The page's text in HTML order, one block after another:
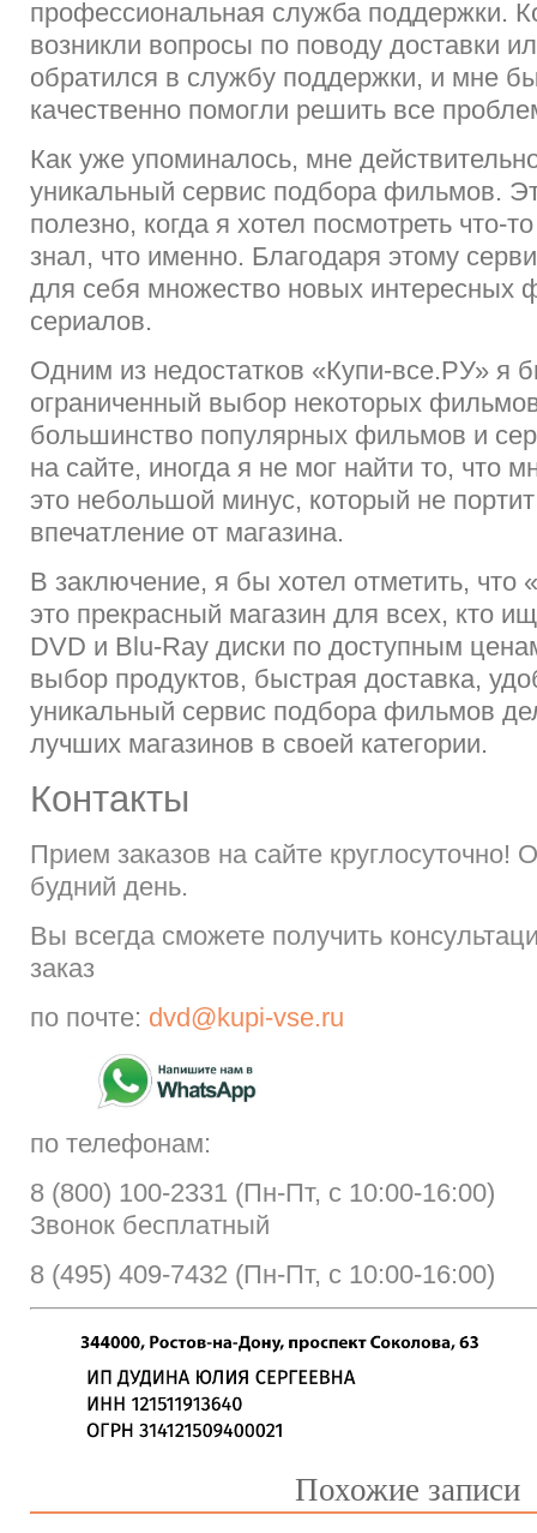
профессиональная служба поддержки.
возникли вопросы по поводу доставки
обратился в службу поддержки, и мне
качественно помогли решить все
Как уже упоминалось, мне
уникальный сервис подбора фильмов.
полезно, когда я хотел посмотреть что-
знал, что именно. Благодаря этому
для себя множество новых интересных
сериалов.
Одним из недостатков «Купи-все.РУ» я
ограниченный выбор некоторых
большинство популярных фильмов и
на сайте, иногда я не мог найти то, что
это небольшой минус, который не
впечатление от магазина.
В заключение, я бы хотел отметить,
это прекрасный магазин для всех, кто
DVD и Blu-Ray диски по доступным
выбор продуктов, быстрая доставка,
уникальный сервис подбора фильмов
лучших магазинов в своей категории.
Контакты
Прием заказов на сайте круглосуточно!
будний день.
Вы всегда сможете получить
заказ
по почте: dvd@kupi-vse.ru
по телефонам:
8 (800) 100-2331 (Пн-Пт, с 10:00-16:00)
Звонок бесплатный
8 (495) 409-7432 (Пн-Пт, с 10:00-16:00)
Похожие записи